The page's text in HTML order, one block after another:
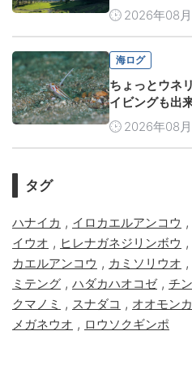
2026年08
海ログ
ちょっとウネ
イビングも出
2026年08
タグ
ハナイカ , イロカエルアンコウ ,
イウオ , ヒレナガネジリンボウ ,
カエルアンコウ , カミソリウオ ,
ミテング , ハダカハオコゼ, チ
クマノミ , スナダコ , オオモン
メガネウオ , ロウソクギンポ